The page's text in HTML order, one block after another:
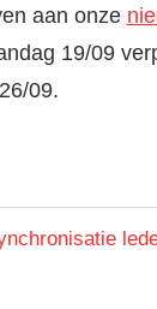
aan onze
19/09
09.